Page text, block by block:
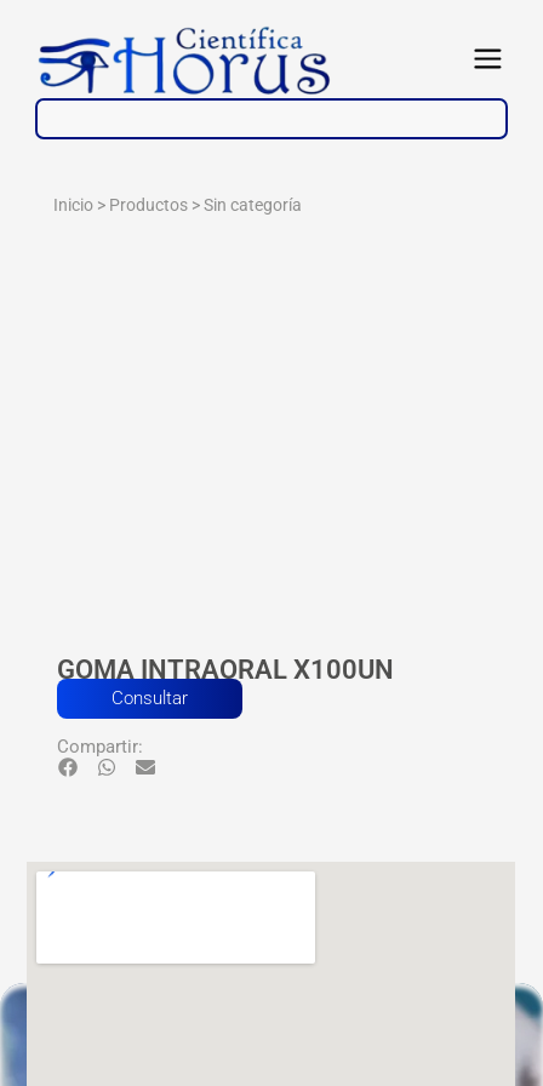
contenido
Abrir
Inicio > Productos >Sin categoría
GOMA INTRAORAL X100UN
Consultar
Compartir: